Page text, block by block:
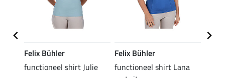
Felix Bühler
functioneel shirt Julie
Felix Bühler
functioneel shirt Lana